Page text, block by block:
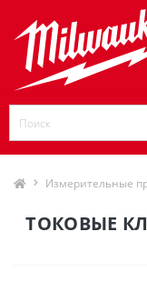
Измерительные
ТОКОВЫЕ